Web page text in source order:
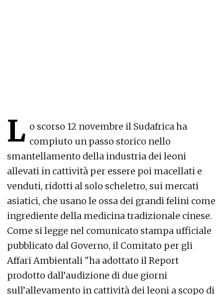
L o scorso 12 novembre il Sudafrica ha
compiuto un passo storico nello
smantellamento dellaindustria dei leoni
allevati in cattività per essere poi macellati e
venduti, ridotti al solo scheletro, sui mercati
asiatici, che usano le ossa dei grandi felini come
ingrediente della medicina tradizionale cinese.
Come si legge nel comunicato stampa ufficiale
pubblicato dal Governo, il Comitato per gli
Affari Ambientali "ha adottato il Report
prodotto dall’audizione di due giorni
sull’allevamento in cattività dei leoni a scopo di